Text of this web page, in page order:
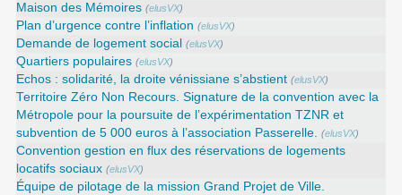
Maison des Mémoires (elusVX)
Plan d’urgence contre l’inflation (elusVX)
Demande de logement social (elusVX)
Quartiers populaires (elusVX)
Echos : solidarité, la droite vénissiane s’abstient (elusVX)
Territoire Zéro Non Recours. Signature de la convention avec la
Métropole pour la poursuite de l’expérimentation TZNR et
subvention de 5 000 euros à l’association Passerelle. (elusVX)
Convention gestion en flux des réservations de logements
locatifs sociaux (elusVX)
Équipe de pilotage de la mission Grand Projet de Ville.